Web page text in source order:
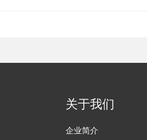
关于我们
企业简介